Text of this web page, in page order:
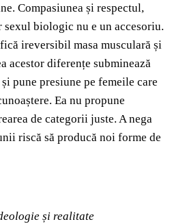
Compasiunea și respectul,
sexul biologic nu e un accesoriu.
ireversibil masa musculară și
acestor diferențe subminează
pune presiune pe femeile care
Ea nu propune
de categorii juste. A nega
riscă să producă noi forme de
și realitate